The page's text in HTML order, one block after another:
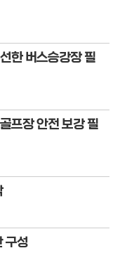
한 버스승강장 필
프장 안전 보강 필
구성